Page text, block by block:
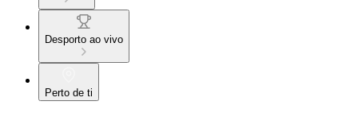
Desporto ao vivo
Perto de ti